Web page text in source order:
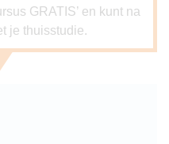
GRATIS’ en kunt na
je thuisstudie.